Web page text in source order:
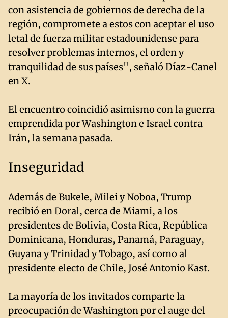
con asistencia de gobiernos de derecha de la
región, compromete a estos con aceptar el uso
letal de fuerza militar estadounidense para
resolver problemas internos, el orden y
tranquilidad de sus países", señaló Díaz-Canel
en X.
El encuentro coincidió asimismo con la guerra
emprendida por Washington e Israel contra
Irán, la semana pasada.
Inseguridad
Además de Bukele, Milei y Noboa, Trump
recibió en Doral, cerca de Miami, a los
presidentes de Bolivia, Costa Rica, República
Dominicana, Honduras, Panamá, Paraguay,
Guyana y Trinidad y Tobago, así como al
presidente electo de Chile, José Antonio Kast.
La mayoría de los invitados comparte la
preocupación de Washington por el auge del